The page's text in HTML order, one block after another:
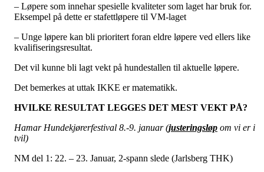
– Løpere som innehar spesielle kvaliteter som laget har bruk for.
Eksempel på dette er stafettløpere til VM-laget
– Unge løpere kan bli prioritert foran eldre løpere ved ellers like
kvalifiseringsresultat.
Det vil kunne bli lagt vekt på hundestallen til aktuelle løpere.
Det bemerkes at uttak IKKE er matematikk.
HVILKE RESULTAT LEGGES DET MEST VEKT PÅ?
Hamar Hundekjørerfestival 8.-9. januar (justeringsløp om vi er i
tvil)
NM del 1: 22. – 23. Januar, 2-spann slede (Jarlsberg THK)